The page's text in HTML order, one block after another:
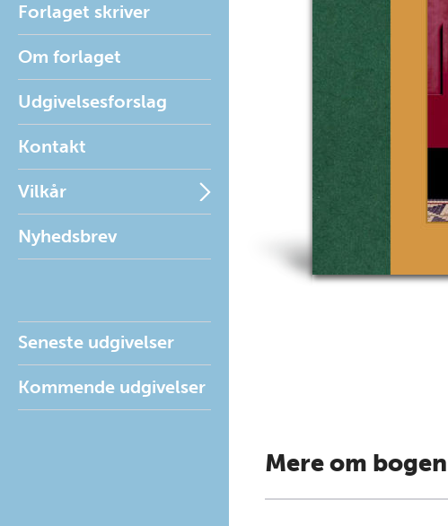
Forlaget skriver
Om forlaget
Udgivelsesforslag
Kontakt
Vilkår
Nyhedsbrev
Seneste udgivelser
Kommende udgivelser
Mere om bogen